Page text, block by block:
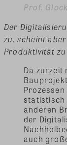
Prof. Glock
Der
zu, scheint
Produktivität
Da zurzeit
statistisch
anderen
der
auch